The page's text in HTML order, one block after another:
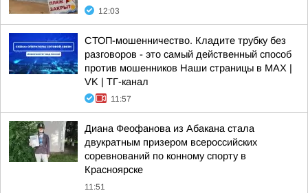
12:03
СТОП-мошенничество. Кладите трубку без
разговоров - это самый действенный способ
против мошенников Наши страницы в MAX |
VK | ТГ-канал
11:57
Диана Феофанова из Абакана стала
двукратным призером всероссийских
соревнований по конному спорту в
Красноярске
11:51